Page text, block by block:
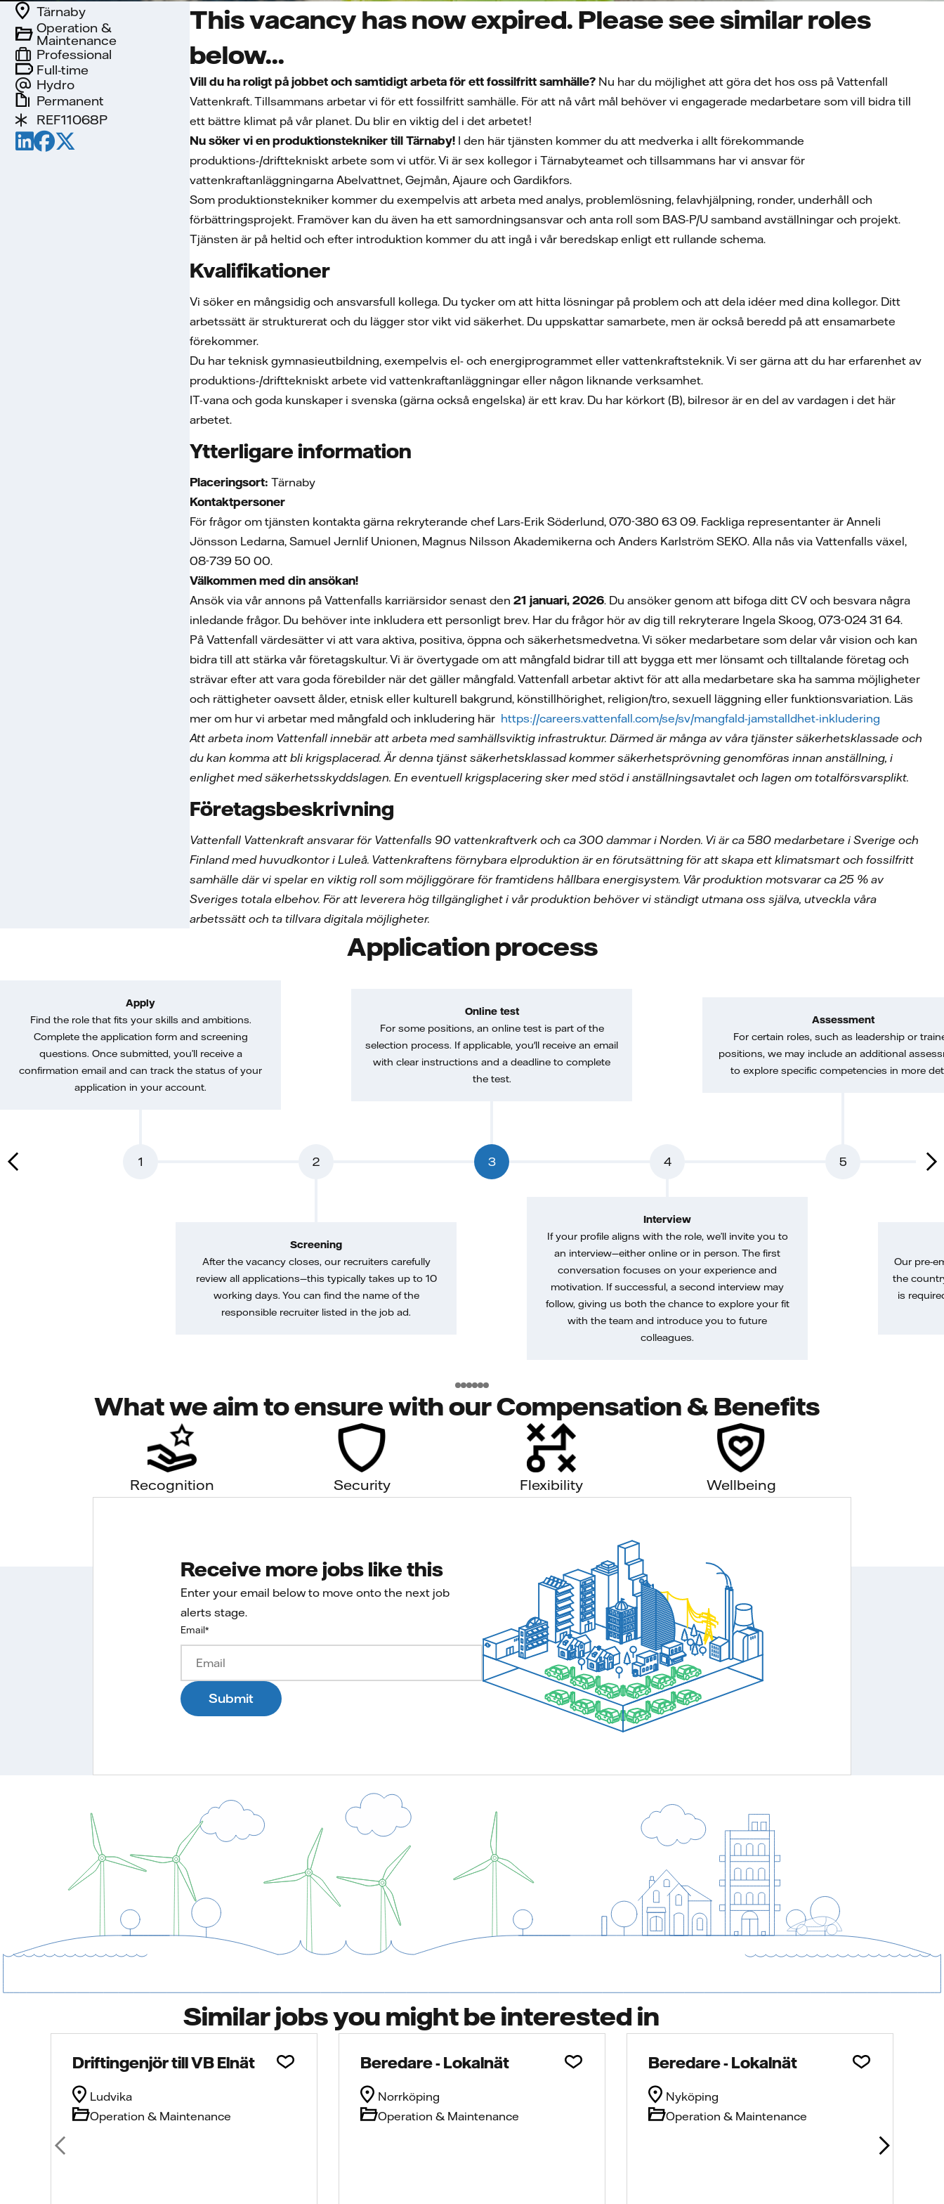
Full-time
Hydro
Tärnaby
Professional
Operation &
Maintenance
Permanent
REF11068P
This vacancy has now expired. Please see similar roles
below...
Vill du ha roligt på jobbet och samtidigt arbeta för ett fossilfritt samhälle? Nu har du möjlighet att göra det hos oss på Vattenfall
Vattenkraft. Tillsammans arbetar vi för ett fossilfritt samhälle. För att nå vårt mål behöver vi engagerade medarbetare som vill bidra till
ett bättre klimat på vår planet. Du blir en viktig del i det arbetet!
Nu söker vi en produktionstekniker till Tärnaby! I den här tjänsten kommer du att medverka i allt förekommande
produktions-/drifttekniskt arbete som vi utför. Vi är sex kollegor i Tärnabyteamet och tillsammans har vi ansvar för
vattenkraftanläggningarna Abelvattnet, Gejmån, Ajaure och Gardikfors.
Som produktionstekniker kommer du exempelvis att arbeta med analys, problemlösning, felavhjälpning, ronder, underhåll och
förbättringsprojekt. Framöver kan du även ha ett samordningsansvar och anta roll som BAS-P/U samband avställningar och projekt.
Tjänsten är på heltid och efter introduktion kommer du att ingå i vår beredskap enligt ett rullande schema.
Kvalifikationer
Vi söker en mångsidig och ansvarsfull kollega. Du tycker om att hitta lösningar på problem och att dela idéer med dina kollegor. Ditt
arbetssätt är strukturerat och du lägger stor vikt vid säkerhet. Du uppskattar samarbete, men är också beredd på att ensamarbete
förekommer.
Du har teknisk gymnasieutbildning, exempelvis el- och energiprogrammet eller vattenkraftsteknik. Vi ser gärna att du har erfarenhet av
produktions-/drifttekniskt arbete vid vattenkraftanläggningar eller någon liknande verksamhet.
IT-vana och goda kunskaper i svenska (gärna också engelska) är ett krav. Du har körkort (B), bilresor är en del av vardagen i det här
arbetet.
Ytterligare information
Placeringsort: Tärnaby
Kontaktpersoner
För frågor om tjänsten kontakta gärna rekryterande chef Lars-Erik Söderlund, 070-380 63 09. Fackliga representanter är Anneli
Jönsson Ledarna, Samuel Jernlif Unionen, Magnus Nilsson Akademikerna och Anders Karlström SEKO. Alla nås via Vattenfalls växel,
08-739 50 00.
Välkommen med din ansökan!
Ansök via vår annons på Vattenfalls karriärsidor senast den 21 januari, 2026. Du ansöker genom att bifoga ditt CV och besvara några
inledande frågor. Du behöver inte inkludera ett personligt brev. Har du frågor hör av dig till rekryterare Ingela Skoog, 073-024 31 64.
På Vattenfall värdesätter vi att vara aktiva, positiva, öppna och säkerhetsmedvetna. Vi söker medarbetare som delar vår vision och kan
bidra till att stärka vår företagskultur. Vi är övertygade om att mångfald bidrar till att bygga ett mer lönsamt och tilltalande företag och
strävar efter att vara goda förebilder när det gäller mångfald. Vattenfall arbetar aktivt för att alla medarbetare ska ha samma möjligheter
och rättigheter oavsett ålder, etnisk eller kulturell bakgrund, könstillhörighet, religion/tro, sexuell läggning eller funktionsvariation. Läs
mer om hur vi arbetar med mångfald och inkludering här https://careers.vattenfall.com/se/sv/mangfald-jamstalldhet-inkludering
Att arbeta inom Vattenfall innebär att arbeta med samhällsviktig infrastruktur. Därmed är många av våra tjänster säkerhetsklassade och
du kan komma att bli krigsplacerad. Är denna tjänst säkerhetsklassad kommer säkerhetsprövning genomföras innan anställning, i
enlighet med säkerhetsskyddslagen. En eventuell krigsplacering sker med stöd i anställningsavtalet och lagen om totalförsvarsplikt.
Företagsbeskrivning
Vattenfall Vattenkraft ansvarar för Vattenfalls 90 vattenkraftverk och ca 300 dammar i Norden. Vi är ca 580 medarbetare i Sverige och
Finland med huvudkontor i Luleå. Vattenkraftens förnybara elproduktion är en förutsättning för att skapa ett klimatsmart och fossilfritt
samhälle där vi spelar en viktig roll som möjliggörare för framtidens hållbara energisystem. Vår produktion motsvarar ca 25 % av
Sveriges totala elbehov. För att leverera hög tillgänglighet i vår produktion behöver vi ständigt utmana oss själva, utveckla våra
arbetssätt och ta tillvara digitala möjligheter.
Application process
1
Apply
Find the role that fits your skills and ambitions.
Complete the application form and screening
questions. Once submitted, you’ll receive a
confirmation email and can track the status of your
application in your account.
2
Screening
After the vacancy closes, our recruiters carefully
review all applications—this typically takes up to 10
working days. You can find the name of the
responsible recruiter listed in the job ad.
3
Online test
For some positions, an online test is part of the
selection process. If applicable, you'll receive an email
with clear instructions and a deadline to complete
the test.
4
Interview
If your profile aligns with the role, we’ll invite you to
an interview—either online or in person. The first
conversation focuses on your experience and
motivation. If successful, a second interview may
follow, giving us both the chance to explore your fit
with the team and introduce you to future
colleagues.
5
Assessment
For certain roles, such as leadership or
positions, we may include an additional
to explore specific competencies in more
Our pre-
the
is
What we aim to ensure with our Compensation & Benefits
Recognition Security Flexibility Wellbeing
Receive more jobs like this
Enter your email below to move onto the next job
alerts stage.
Email*
Submit
Similar jobs you might be interested in
Driftingenjör till VB Elnät
Operation & Maintenance
Ludvika
Beredare - Lokalnät
Operation & Maintenance
Norrköping
Beredare - Lokalnät
Operation & Maintenance
Nyköping